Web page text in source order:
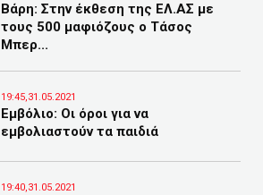
Βάρη: Στην έκθεση της ΕΛ.ΑΣ με
τους 500 μαφιόζους ο Τάσος
Μπερ...
19:45,31.05.2021
Εμβόλιο: Οι όροι για να
εμβολιαστούν τα παιδιά
19:40,31.05.2021